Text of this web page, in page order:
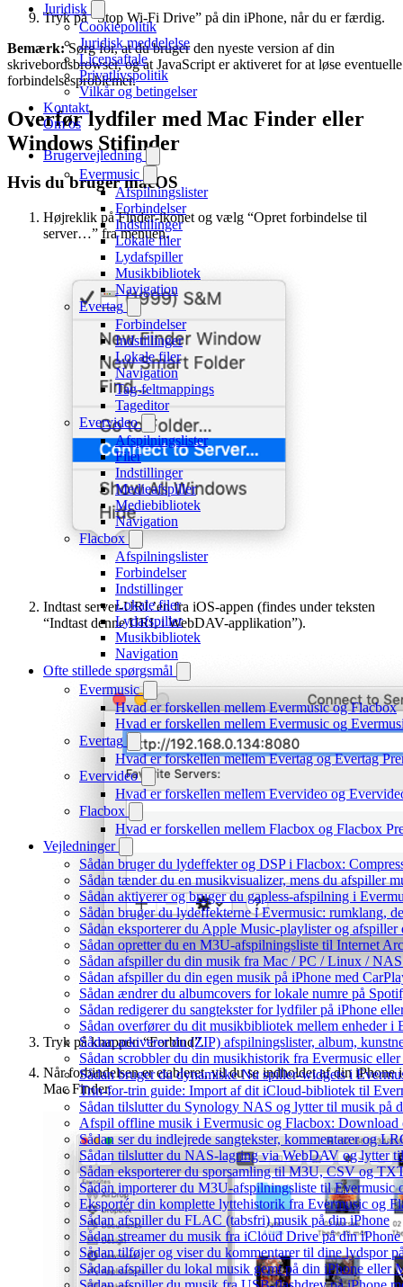
Juridisk
Cookiepolitik
Juridisk meddelelse
Licensaftale
Privatlivspolitik
Vilkår og betingelser
Kontakt
Om os
Brugervejledning
Evermusic
Afspilningslister
Forbindelser
Indstillinger
Lokale filer
Lydafspiller
Musikbibliotek
Navigation
Evertag
Forbindelser
Indstillinger
Lokale filer
Navigation
Tag-feltmappings
Tageditor
Evervideo
Afspilningslister
Filer
Indstillinger
Medieafspiller
Mediebibliotek
Navigation
Flacbox
Afspilningslister
Forbindelser
Indstillinger
Lokale filer
Lydafspiller
Musikbibliotek
Navigation
Ofte stillede spørgsmål
Evermusic
Hvad er forskellen mellem Evermusic og Flacbox
Hvad er forskellen mellem Evermusic og
Evertag
Hvad er forskellen mellem Evertag og Evertag
Evervideo
Hvad er forskellen mellem Evervideo og
Flacbox
Hvad er forskellen mellem Flacbox og Flacbox
Vejledninger
Sådan bruger du lydeffekter og DSP i Flacbox:
Sådan tænder du en musikvisualizer, mens du afspiller
Sådan aktiverer og bruger du gapless-afspilning i
Sådan bruger du lydeffekterne i Evermusic: rumklang,
Sådan eksporterer du Apple Music-playlister og
Sådan opretter du en M3U-afspilningsliste til Internet
Sådan afspiller du din musik fra Mac / PC / Linux /
Sådan afspiller du din egen musik på iPhone med
Sådan ændrer du albumcovers for lokale numre på
Sådan redigerer du sangtekster for lydfiler på iPhone
Sådan overfører du dit musikbibliotek mellem enheder i
Sådan arkiverer du (ZIP) afspilningslister, album,
Sådan scrobbler du din musikhistorik fra Evermusic
Sådan bruger du dynamiske Nu spiller-widgets i
Trin-for-trin guide: Import af dit iCloud-bibliotek til
Sådan tilslutter du Synology NAS og lytter til musik på
Afspil offline musik i Evermusic og Flacbox:
Sådan ser du indlejrede sangtekster, kommentarer og
Sådan tilslutter du NAS-lagring via WebDAV og lytter
Sådan eksporterer du sporsamling til M3U, CSV og
Sådan importerer du M3U-afspilningsliste til Evermusic
Eksportér din komplette lyttehistorik fra Evermusic og
Sådan afspiller du FLAC (tabsfri) musik på din iPhone
Sådan streamer du musik fra iCloud Drive på din
Sådan tilføjer og viser du kommentarer til dine lydspor
Sådan afspiller du lokal musik gemt på din iPhone eller
Tryk på “Stop Wi-Fi Drive” på din iPhone, når du er færdig.
Bemærk:Sørg for, at du bruger den nyeste version af din
skrivebordsbrowser, og at JavaScript er aktiveret for at løse eventuelle
forbindelsesproblemer.
Overfør lydfiler med Mac Finder eller
Windows Stifinder
Hvis du bruger macOS
Højreklik på Finder-ikonet og vælg “Opret forbindelse til
server…” fra menuen.
Indtast server-URL’en fra iOS-appen (findes under teksten
“Indtast denne URL i WebDAV-applikation”).
Tryk på knappen “Forbind”.
Når forbindelsen er etableret, vil du se indholdet af din iPhone i
Mac Finder.